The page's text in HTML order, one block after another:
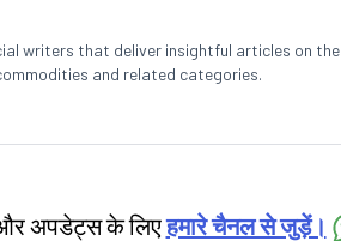
writers that deliver insightful articles on the
and related categories.
और अपडेट्स के लिएहमारे चैनल से जुड़ें।